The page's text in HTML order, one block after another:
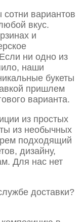
вариантов
вкус.
и
ни одно из
наши
букеты
пришлем
варианта.
из простых
из необычных
подходящий
дизайну,
Для нас нет
доставки?